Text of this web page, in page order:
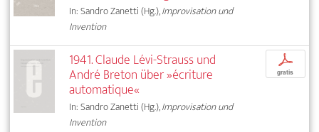
In: Sandro Zanetti (Hg.),Improvisation und
Invention
1941. Claude Lévi-Strauss und
André Breton über »écriture
automatique«
In: Sandro Zanetti (Hg.),Improvisation und
Invention
p
gratis